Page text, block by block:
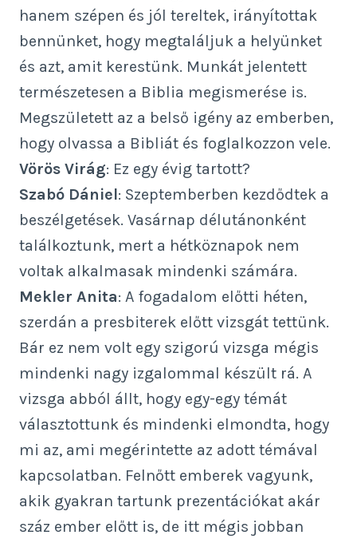
hanem szépen és jól tereltek, irányítottak
bennünket, hogy megtaláljuk a helyünket
és azt, amit kerestünk. Munkát jelentett
természetesen a Biblia megismerése is.
Megszületett az a belső igény az emberben,
hogy olvassa a Bibliát és foglalkozzon vele.
Vörös Virág: Ez egy évig tartott?
Szabó Dániel: Szeptemberben kezdődtek a
beszélgetések. Vasárnap délutánonként
találkoztunk, mert a hétköznapok nem
voltak alkalmasak mindenki számára.
Mekler Anita: A fogadalom előtti héten,
szerdán a presbiterek előtt vizsgát tettünk.
Bár ez nem volt egy szigorú vizsga mégis
mindenki nagy izgalommal készült rá. A
vizsga abból állt, hogy egy-egy témát
választottunk és mindenki elmondta, hogy
mi az, ami megérintette az adott témával
kapcsolatban. Felnőtt emberek vagyunk,
akik gyakran tartunk prezentációkat akár
száz ember előtt is, de itt mégis jobban